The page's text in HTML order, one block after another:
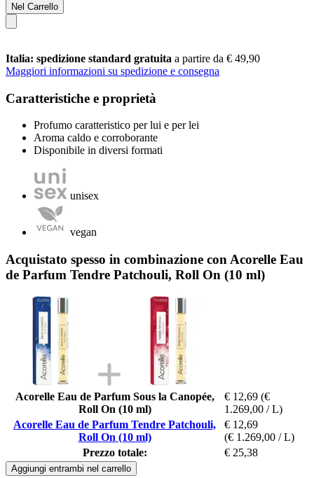
Nel Carrello
Italia: spedizione standard gratuita a partire da € 49,90
Maggiori informazioni su spedizione e consegna
Caratteristiche e proprietà
Profumo caratteristico per lui e per lei
Aroma caldo e corroborante
Disponibile in diversi formati
unisex
vegan
Acquistato spesso in combinazione con Acorelle Eau
de Parfum Tendre Patchouli, Roll On (10 ml)
Acorelle Eau de Parfum Sous la Canopée,
Roll On (10 ml)
€ 12,69 (€
1.269,00 / L)
Acorelle Eau de Parfum Tendre Patchouli,
Roll On (10 ml)
€ 12,69
(€ 1.269,00 / L)
Prezzo totale:
€ 25,38
Aggiungi entrambi nel carrello